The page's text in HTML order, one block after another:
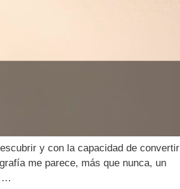
y con la capacidad de convertir
me parece, más que nunca, un
…